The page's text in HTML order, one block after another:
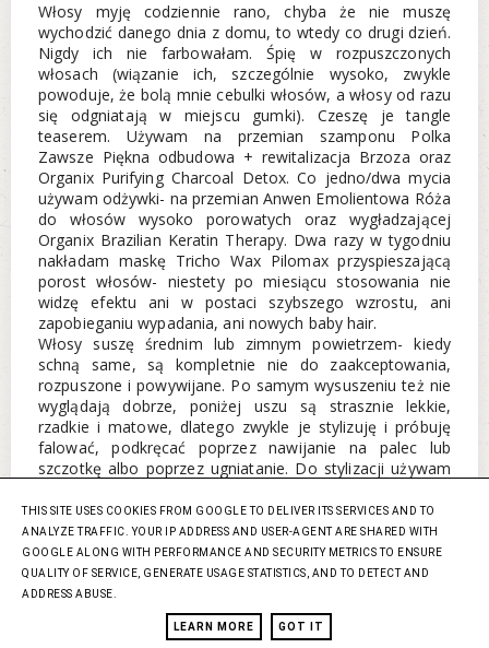
Włosy myję codziennie rano, chyba że nie muszę
wychodzić danego dnia z domu, to wtedy co drugi dzień.
Nigdy ich nie farbowałam. Śpię w rozpuszczonych
włosach (wiązanie ich, szczególnie wysoko, zwykle
powoduje, że bolą mnie cebulki włosów, a włosy od razu
się odgniatają w miejscu gumki). Czeszę je tangle
teaserem. Używam na przemian szamponu Polka
Zawsze Piękna odbudowa + rewitalizacja Brzoza oraz
Organix Purifying Charcoal Detox. Co jedno/dwa mycia
używam odżywki- na przemian Anwen Emolientowa Róża
do włosów wysoko porowatych oraz wygładzającej
Organix Brazilian Keratin Therapy. Dwa razy w tygodniu
nakładam maskę Tricho Wax Pilomax przyspieszającą
porost włosów- niestety po miesiącu stosowania nie
widzę efektu ani w postaci szybszego wzrostu, ani
zapobieganiu wypadania, ani nowych baby hair.
Włosy suszę średnim lub zimnym powietrzem- kiedy
schną same, są kompletnie nie do zaakceptowania,
rozpuszone i powywijane. Po samym wysuszeniu też nie
wyglądają dobrze, poniżej uszu są strasznie lekkie,
rzadkie i matowe, dlatego zwykle je stylizuję i próbuję
falować, podkręcać poprzez nawijanie na palec lub
szczotkę albo poprzez ugniatanie. Do stylizacji używam
Wave Foam, KMS CurlUp Control Cream i Sebastian Dark
Oil. Nie jest to nigdy powalający efekt, ale włosy
przynajmniej nabierają jakiegoś ciężaru i objętości.
Proszę Cię bardzo o pomoc! Jak w kilka miesięcy
mogłabym zregenerować włosy? Czy istnieje sposób na
ich zagęszczenie?… I jak mogłabym na co dzień je
THIS SITE USES COOKIES FROM GOOGLE TO DELIVER ITS SERVICES AND TO
ANALYZE TRAFFIC. YOUR IP ADDRESS AND USER-AGENT ARE SHARED WITH
GOOGLE ALONG WITH PERFORMANCE AND SECURITY METRICS TO ENSURE
QUALITY OF SERVICE, GENERATE USAGE STATISTICS, AND TO DETECT AND
ADDRESS ABUSE.
LEARN MORE GOT IT